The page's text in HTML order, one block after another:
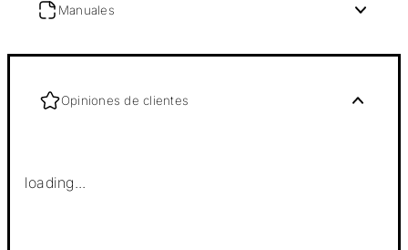
Manuales
Opiniones de clientes
loading...